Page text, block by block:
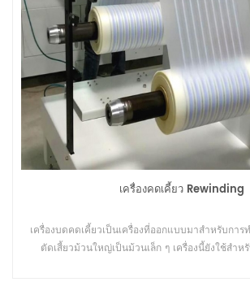
เครื่องคดเคี้ยว Rewinding
เครื่องบดคดเคี้ยวเป็นเครื่องที่ออกแบบมาสำหรับกา
ตัดเสี้ยวม้วนใหญ่เป็นม้วนเล็ก ๆ เครื่องนี้ยังใช้สำห